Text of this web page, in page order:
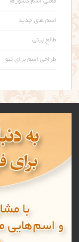
معنی اسم کشورها
اسم های جدید
طالع بینی
طراحی اسم برای تتو